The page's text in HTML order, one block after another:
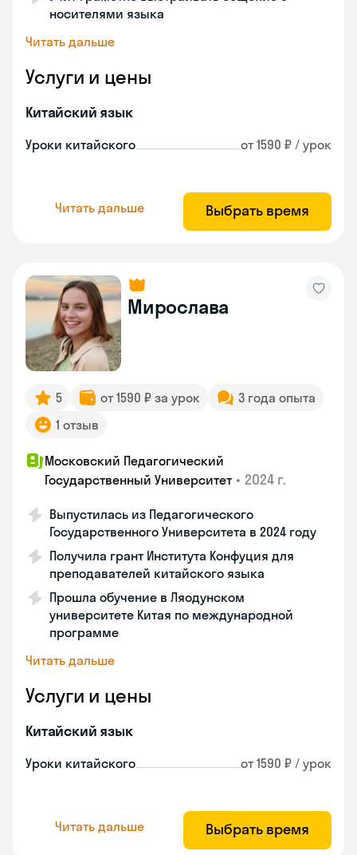
носителями языка
Читать дальше
Услуги и цены
Китайский язык
Уроки китайского от 1590 ₽ / урок
Читать дальше Выбрать время
Мирослава
5 от 1590 ₽ за урок
3 года опыта
1 отзыв
Московский Педагогический
Государственный Университет • 2024 г.
Выпустилась из Педагогического
Государственного Университета в 2024 году
Получила грант Института Конфуция для
преподавателей китайского языка
Прошла обучение в Ляодунском
университете Китая по международной
программе
Читать дальше
Услуги и цены
Китайский язык
Уроки китайского от 1590 ₽ / урок
Читать дальше Выбрать время